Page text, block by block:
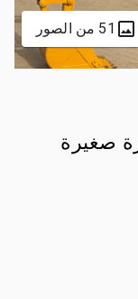
51 من الصور